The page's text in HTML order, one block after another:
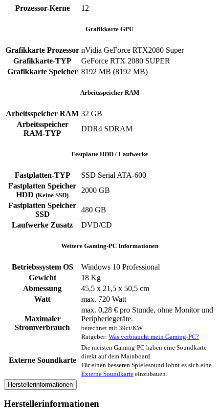
Prozessor-Kerne
12
Grafikkarte GPU
Grafikkarte Prozessor nVidia GeForce RTX2080 Super
Grafikkarte-TYP
GeForce RTX 2080 SUPER
Grafikkarte Speicher 8192 MB (8192 MB)
Arbeitsspeicher RAM
Arbeitsspeicher RAM 32 GB
Arbeitsspeicher
RAM-TYP
DDR4 SDRAM
Festplatte HDD / Laufwerke
Fastplatten-TYP
SSD Serial ATA-600
Fastplatten Speicher
HDD (Keine SSD)
2000 GB
Fastplatten Speicher
SSD
480 GB
Laufwerke Zusatz
DVD/CD
Weitere Gaming-PC Informationen
Betriebssystem OS
Windows 10 Professional
Gewicht
18 Kg
Abmessung
45,5 x 21,5 x 50,5 cm
Watt
max. 720 Watt
Maximaler
Stromverbrauch
max. 0,28 € pro Stunde, ohne Monitor und
Peripheriegeräte.
berechnet mit 39ct/KW
Ratgeber: Was verbraucht mein Gaming-PC?
Externe Soundkarte
Die meisten Gaming-PC haben eine Soundkarte
direkt auf dem Mainboard.
Für einen besseren Spielesound lohnt es sich eine
Externe Soundkarte einzubauen.
Herstellerinformationen
Herstellerinformationen